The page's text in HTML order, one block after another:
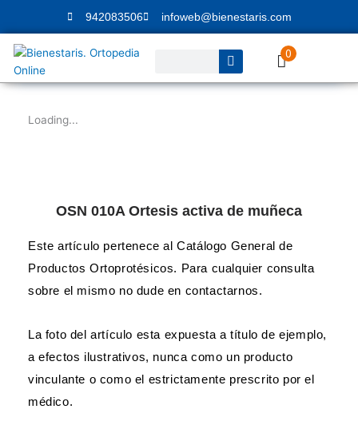
contenido
942083506 infoweb@bienestaris.com
0
Loading...
OSN 010A Ortesis activa de muñeca
Este artículo pertenece al Catálogo General de
Productos Ortoprotésicos. Para cualquier consulta
sobre el mismo no dude en contactarnos.
La foto del artículo esta expuesta a título de ejemplo,
a efectos ilustrativos, nunca como un producto
vinculante o como el estrictamente prescrito por el
médico.